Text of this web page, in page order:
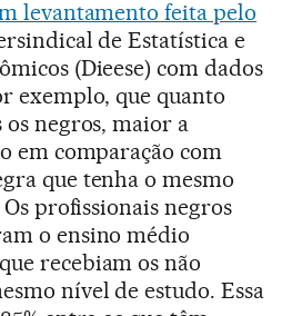
levantamento feita pelo
de Estatística e
(Dieese) com dados
exemplo, que quanto
negros, maior a
em comparação com
que tenha o mesmo
profissionais negros
o ensino médio
recebiam os não
nível de estudo. Essa